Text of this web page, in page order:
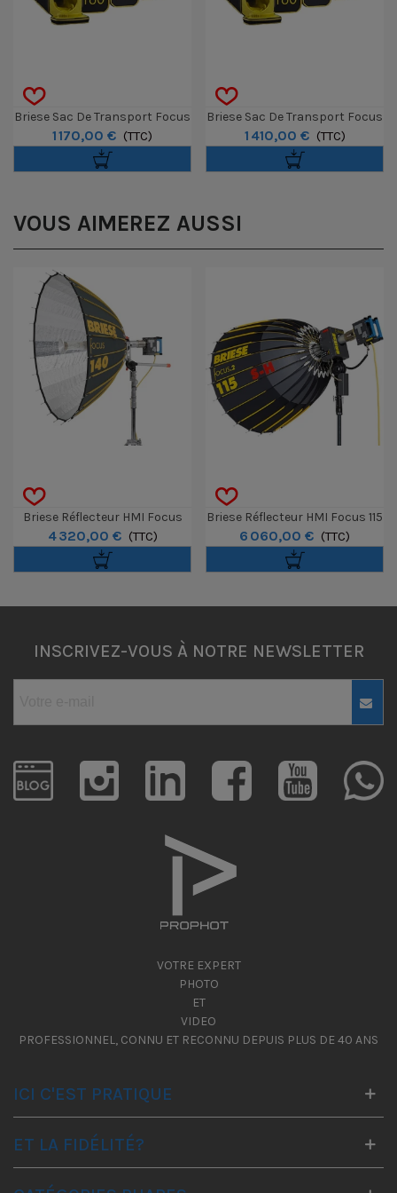
Briese Sac De Transport Focus
111
1 170,00 € (TTC)
Briese Sac De Transport Focus
130
1 410,00 € (TTC)
VOUS AIMEREZ AUSSI
Briese Réflecteur HMI Focus
140
4 320,00 € (TTC)
Briese Réflecteur HMI Focus 115
SH
6 060,00 € (TTC)
INSCRIVEZ-VOUS À NOTRE NEWSLETTER
VOTRE EXPERT
PHOTO
ET
VIDEO
PROFESSIONNEL, CONNU ET RECONNU DEPUIS PLUS DE 40 ANS
ICI C'EST PRATIQUE
ET LA FIDÉLITÉ?